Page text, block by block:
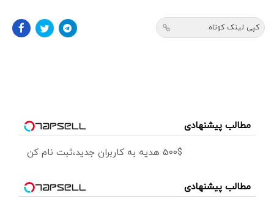
کپی لینک کوتاه
مطالب پیشنهادی
500$ هدیه به کاربران جدید،ثبت نام کن
مطالب پیشنهادی